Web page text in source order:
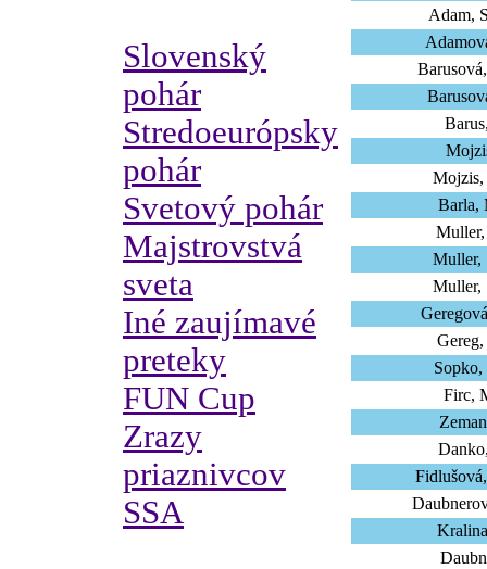
Slovenský
pohár
Stredoeurópsky
pohár
Svetový pohár
Majstrovstvá
sveta
Iné zaujímavé
preteky
FUN Cup
Zrazy
priaznivcov
SSA
Adam,
Mojzis,
Barla,
Muller,
Muller,
Gereg,
Sopko,
Firc,